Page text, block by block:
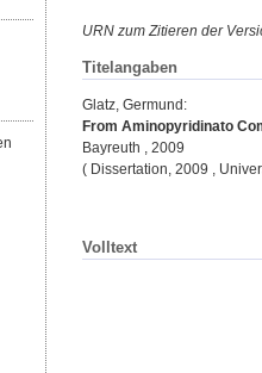
URN zum Zitieren der
Titelangaben
Glatz, Germund :
From Aminopyridinato
Bayreuth , 2009
( Dissertation, 2009 ,
Volltext